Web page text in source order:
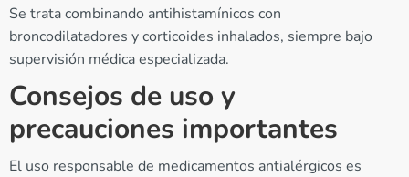
Se trata combinando antihistamínicos con
broncodilatadores y corticoides inhalados, siempre bajo
supervisión médica especializada.
Consejos de uso y
precauciones importantes
El uso responsable de medicamentos antialérgicos es